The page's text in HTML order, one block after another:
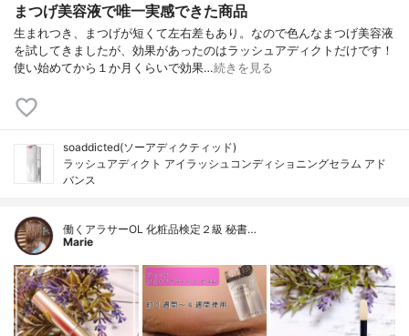
まつげ美容液で唯一実感できた商品
生まれつき、まつげが短くて左右差もあり。なので色んなまつげ美容液
を試してきましたが、効果があったのはラッシュアディクトだけです！
使い始めてから１か月くらいで効果…続きを見る
soaddicted(ソーアディクティッド)
ラッシュアディクト アイラッシュコンディショニングセラム アド
バンス
働くアラサーOL 化粧品検定２級 秘書…
Marie